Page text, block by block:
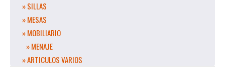
» SILLAS
» MESAS
» MOBILIARIO
» MENAJE
» ARTICULOS VARIOS